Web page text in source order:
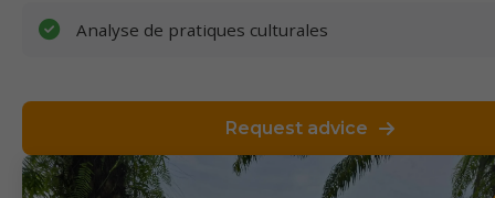
Analyse de pratiques culturales
Request advice